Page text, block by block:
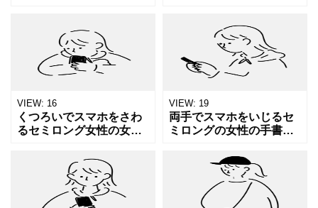
鏡デザインを、やわらか
な手描きタッチで表現し
ています。ファッション
系We
ルダー・線画）です。 ス
マホショルダーのカジュ
アルスタイルでお出かけ
する
VIEW: 16
くつろいでスマホをさわ
るセミロング女性の女性
（スマートフォン・女
性・いじる・線画）で
す。 ゆるっとリラックス
してスマートフォンで検
VIEW: 19
両手でスマホをいじるセ
ミロングの女性の手書き
フォン・女性・触る・線
画）です。 パーカーのカ
ジュアルスタイル女子が
スマートフォンを操作す